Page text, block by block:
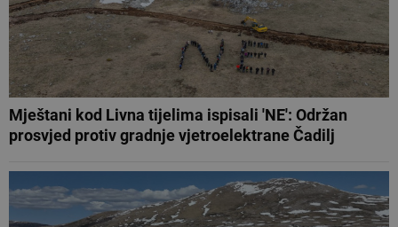
Mještani kod Livna tijelima ispisali 'NE': Održan
prosvjed protiv gradnje vjetroelektrane Čadilj